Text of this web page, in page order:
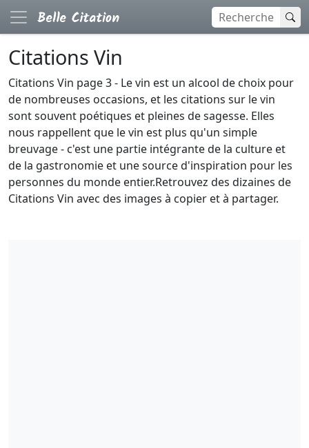
Citations Vin
Citations Vin page 3 - Le vin est un alcool de choix pour
de nombreuses occasions, et les citations sur le vin
sont souvent poétiques et pleines de sagesse. Elles
nous rappellent que le vin est plus qu'un simple
breuvage - c'est une partie intégrante de la culture et
de la gastronomie et une source d'inspiration pour les
personnes du monde entier.Retrouvez des dizaines de
Citations Vin avec des images à copier et à partager.